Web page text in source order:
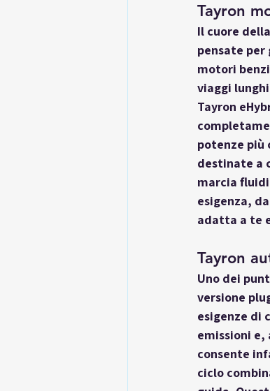
Tayron
Il cuore della
pensate
motori
viaggi
Tayron
potenze
destinate a
marcia
esigenza,
adatta a te
Tayron
Uno dei
versione
esigenze di
emissioni e,
consente
ciclo